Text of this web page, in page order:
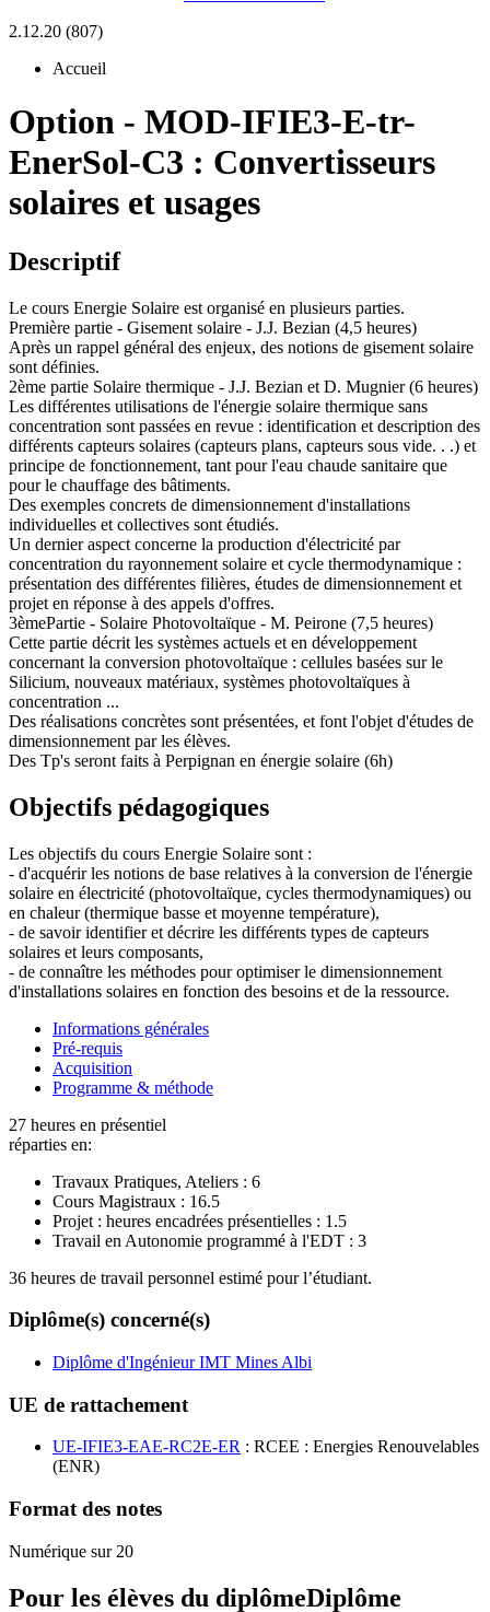
2.12.20 (807)
Accueil
Option - MOD-IFIE3-E-tr-
EnerSol-C3 : Convertisseurs
solaires et usages
Descriptif
Le cours Energie Solaire est organisé en plusieurs parties.
Première partie - Gisement solaire - J.J. Bezian (4,5 heures)
Après un rappel général des enjeux, des notions de gisement solaire
sont définies.
2ème partie Solaire thermique - J.J. Bezian et D. Mugnier (6 heures)
Les différentes utilisations de l'énergie solaire thermique sans
concentration sont passées en revue : identification et description des
différents capteurs solaires (capteurs plans, capteurs sous vide. . .) et
principe de fonctionnement, tant pour l'eau chaude sanitaire que
pour le chauffage des bâtiments.
Des exemples concrets de dimensionnement d'installations
individuelles et collectives sont étudiés.
Un dernier aspect concerne la production d'électricité par
concentration du rayonnement solaire et cycle thermodynamique :
présentation des différentes filières, études de dimensionnement et
projet en réponse à des appels d'offres.
3èmePartie - Solaire Photovoltaïque - M. Peirone (7,5 heures)
Cette partie décrit les systèmes actuels et en développement
concernant la conversion photovoltaïque : cellules basées sur le
Silicium, nouveaux matériaux, systèmes photovoltaïques à
concentration ...
Des réalisations concrètes sont présentées, et font l'objet d'études de
dimensionnement par les élèves.
Des Tp's seront faits à Perpignan en énergie solaire (6h)
Objectifs pédagogiques
Les objectifs du cours Energie Solaire sont :
- d'acquérir les notions de base relatives à la conversion de l'énergie
solaire en électricité (photovoltaïque, cycles thermodynamiques) ou
en chaleur (thermique basse et moyenne température),
- de savoir identifier et décrire les différents types de capteurs
solaires et leurs composants,
- de connaître les méthodes pour optimiser le dimensionnement
d'installations solaires en fonction des besoins et de la ressource.
Informations générales
Pré-requis
Acquisition
Programme & méthode
27 heures en présentiel
réparties en:
Travaux Pratiques, Ateliers : 6
Cours Magistraux : 16.5
Projet : heures encadrées présentielles : 1.5
Travail en Autonomie programmé à l'EDT : 3
36 heures de travail personnel estimé pour l’étudiant.
Diplôme(s) concerné(s)
Diplôme d'Ingénieur IMT Mines Albi
UE de rattachement
UE-IFIE3-EAE-RC2E-ER : RCEE : Energies Renouvelables
(ENR)
Format des notes
Numérique sur 20
Pour les élèves du diplômeDiplôme